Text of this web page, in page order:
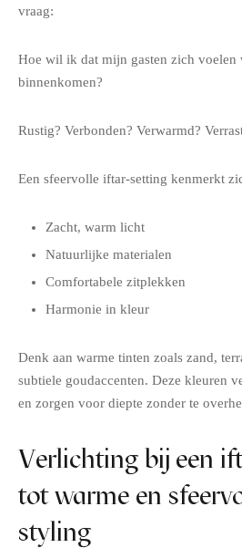
vraag:
Hoe wil ik dat mijn gasten zich voelen
binnenkomen?
Rustig? Verbonden? Verwarmd?
Een sfeervolle iftar-setting kenmerkt
Zacht, warm licht
Natuurlijke materialen
Comfortabele zitplekken
Harmonie in kleur
Denk aan warme tinten zoals zand,
subtiele goudaccenten. Deze kleuren
en zorgen voor diepte zonder te
Verlichting bij een
tot warme en
styling